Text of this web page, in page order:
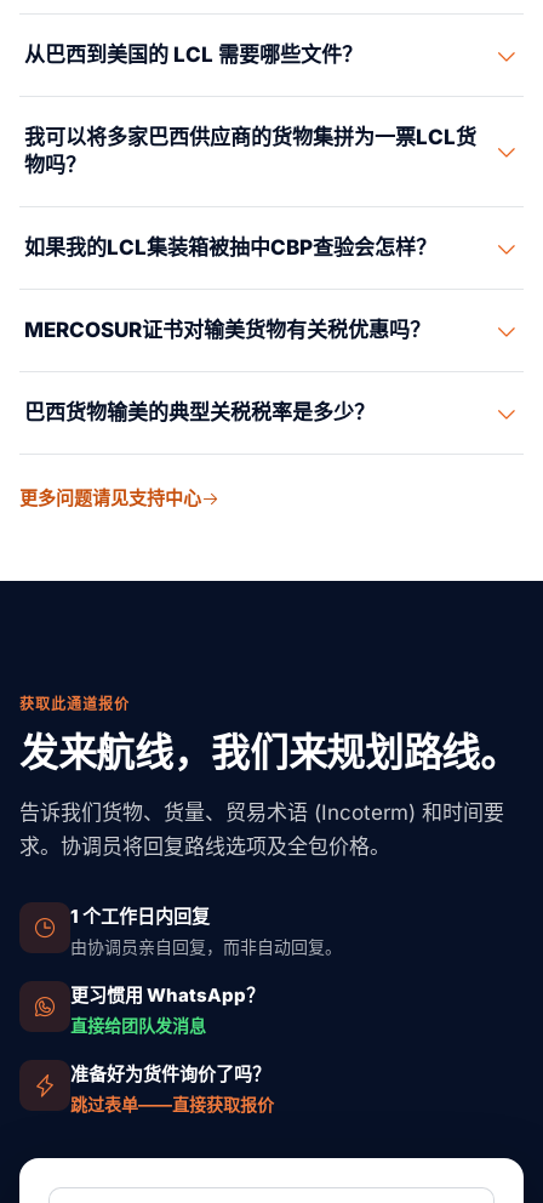
到纽约：18-22 天。到休斯顿：20-25 天。这包括起运地
CFS 处理（2-3 天）、拼箱及船舶运输，以及目的地拆箱
（2-3 天）。门到门交付需另加 1-3 天。
（W/M）。标准公式：1 CBM = 1运费吨。除每CBM海运
费外，LCL还有起运地和目的地的CFS操作费、文件费、
ISF申报费、清关费及各项港口费用。
从巴西到美国的 LCL 需要哪些文件？
（HBL）、原产地证书。附加要求：ISF申报（装船前24
小时）、MERCOSUR原产地证书（如申请关税优惠）、植
物检疫证书（针对食品/农产品），以及任何产品专项认
证，如安全标志。
我可以将多家巴西供应商的货物集拼为一票LCL货
物吗？
一起。我们提供“买方拼箱”——您在巴西的代理从多个地
点提取货物，运送到合作伙伴 CFS，在那里货物被拼装在
同一份 HBL 下。这降低了运输成本，并简化了在美国目的
如果我的LCL集装箱被抽中CBP查验会怎样？
影响——包括其他发货人的货物。VACIS X光扫描可能造
成1-2天延误。开箱细查可能造成5-10天延误，并产生由箱
内所有发货人分摊的CES操作费用。与FCL相比，这是LCL
的劣势——查验风险由大家共担。
MERCOSUR证书对输美货物有关税优惠吗？
MERCOSUR原产地证书对海关文件和内部追踪仍有用处。
大多数巴西货物按MFN税率进入美国。我们会审核每个产
巴西货物输美的典型关税税率是多少？
某些农产品/矿产品享有优惠税率或零关税。机械和工业产
更多问题请见支持中心
获取此通道报价
发来航线，我们来规划路线。
告诉我们货物、货量、贸易术语 (Incoterm) 和时间要
求。协调员将回复路线选项及全包价格。
1 个工作日内回复
由协调员亲自回复，而非自动回复。
更习惯用 WhatsApp？
直接给团队发消息
准备好为货件询价了吗？
跳过表单——直接获取报价